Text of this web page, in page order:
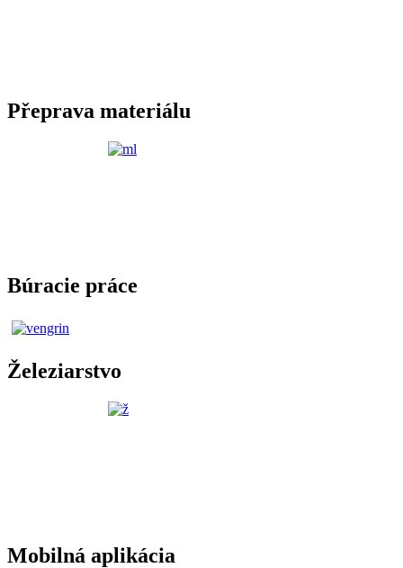
Přeprava materiálu
Búracie práce
Železiarstvo
Mobilná aplikácia